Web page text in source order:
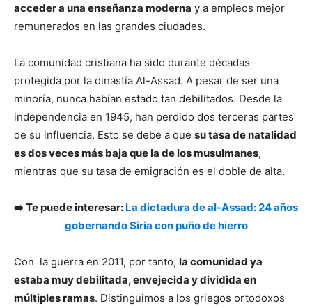
acceder a una enseñanza moderna y a empleos mejor
remunerados en las grandes ciudades.
La comunidad cristiana ha sido durante décadas
protegida por la dinastía Al-Assad. A pesar de ser una
minoría, nunca habían estado tan debilitados. Desde la
independencia en 1945, han perdido dos terceras partes
de su influencia. Esto se debe a que su tasa de natalidad
es dos veces más baja que la de los musulmanes,
mientras que su tasa de emigración es el doble de alta.
➡️ Te puede interesar: La dictadura de al-Assad: 24 años
gobernando Siria con puño de hierro
Con la guerra en 2011, por tanto, la comunidad ya
estaba muy debilitada, envejecida y dividida en
múltiples ramas. Distinguimos a los griegos ortodoxos